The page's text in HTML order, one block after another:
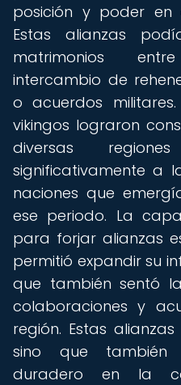
posición y poder en
Estas alianzas
matrimonios
intercambio de
o acuerdos
vikingos lograron
diversas
significativamente a
naciones que
ese periodo. La
para forjar alianzas
permitió expandir su
que también sentó
colaboraciones y
región. Estas
sino que
duradero en la